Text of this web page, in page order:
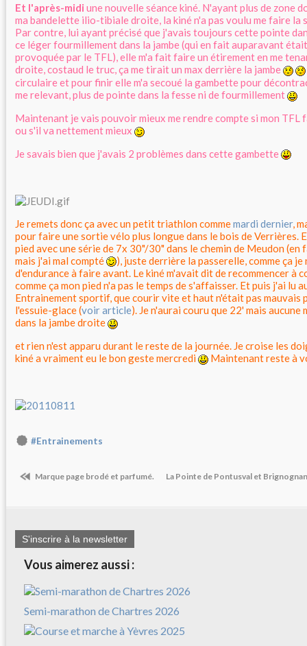
Et l'après-midi une nouvelle séance kiné. N'ayant plus de zone
ma bandelette ilio-tibiale droite, la kiné n'a pas voulu me faire la
Par contre, lui ayant précisé que j'avais toujours cette pointe
ce léger fourmillement dans la jambe (qui en fait auparavant
provoquée par le TFL), elle m'a fait faire un étirement en me
droite, costaud le truc, ça me tirait un max derrière la jambe
circulaire et pour finir elle m'a secoué la gambette pour
me relevant, plus de pointe dans la fesse ni de fourmillement
Maintenant je vais pouvoir mieux me rendre compte si mon TFL
ou s'il va nettement mieux
Je savais bien que j'avais 2 problèmes dans cette gambette
Je remets donc ça avec un petit triathlon commemardi dernier,
pour faire une sortie vélo plus longue dans le bois de Verrières.
pied avec une série de 7x 30"/30" dans le chemin de Meudon
mais j'ai mal compté
), juste derrière la passerelle, comme ça
d'endurance à faire avant. Le kiné m'avait dit de recommencer à
comme ça mon pied n'a pas le temps de s'affaisser. Et puis j'ai lu
Entrainement sportif, que courir vite et haut n'était pas mauvais
l'essuie-glace (voir article). Je n'aurai couru que 22' mais aucune
dans la jambe droite
et rien n'est apparu durant le reste de la journée. Je croise les
kiné a vraiment eu le bon geste mercredi
Maintenant reste à
#Entrainements
Marque page brodé et parfumé. La Pointe de Pontusval et
S'inscrire à la newsletter
Vous aimerez aussi :
Semi-marathon de Chartres 2026